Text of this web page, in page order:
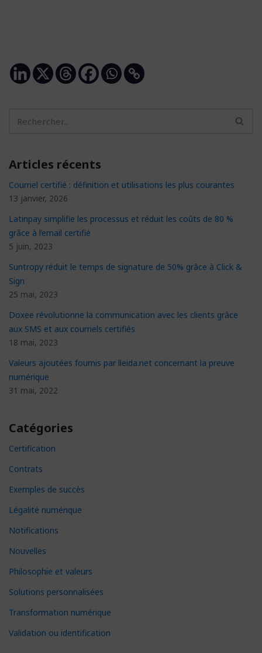
Articles récents
Courriel certifié : définition et utilisations les plus courantes
13 janvier, 2026
Latinpay simplifie les processus et réduit les coûts de 80 %
grâce à l’email certifié
5 juin, 2023
Suntropy réduit le temps de signature de 50% grâce à Click &
Sign
25 mai, 2023
Doxee révolutionne la communication avec les clients grâce
aux SMS et aux courriels certifiés
18 mai, 2023
Valeurs ajoutées fournis par lleida.net concernant la preuve
numérique
31 mai, 2022
Catégories
Certification
Contrats
Exemples de succès
Légalité numérique
Notifications
Nouvelles
Philosophie et valeurs
Solutions personnalisées
Transformation numérique
Validation ou identification